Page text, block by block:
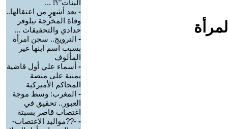
البنات”؟! ...
- بعد أشهرٍ من اعتقالها..
وفاة المخرجة نيلوفر
حدادي والتحقيقات ...
- النرويج.. سجن امرأة
بسبب اسم ابنها غير
المألوف
- أسماء علي أول قاضية
يمنية على منصة
المحاكم الأميركية
- المغرب: وسط موجة
العبور.. تحقيق في
اغتصاب قاصر بسبتة
- -??مواليد الاغتصاب-